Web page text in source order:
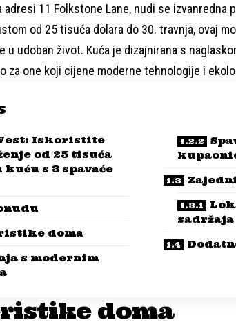
adresi 11 Folkstone Lane, nudi se izvanredna
od 25 tisuća dolara do 30. travnja, ovaj
u udoban život. Kuća je dizajnirana s
za one koji cijene moderne tehnologije i
Iskoristite
od 25 tisuća
s 3 spavaće
doma
s modernim
sadržaja
doma